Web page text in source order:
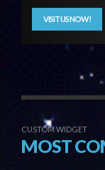
VISIT US NOW!
CUSTOM WIDGET
MOST